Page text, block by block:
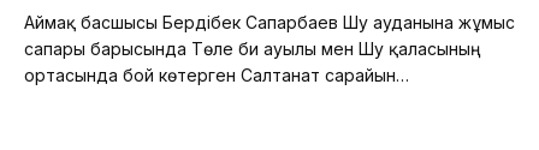
Аймақ басшысы Бердібек Сапарбаев Шу ауданына жұмыс
сапары барысында Төле би ауылы мен Шу қаласының
ортасында бой көтерген Салтанат сарайын…